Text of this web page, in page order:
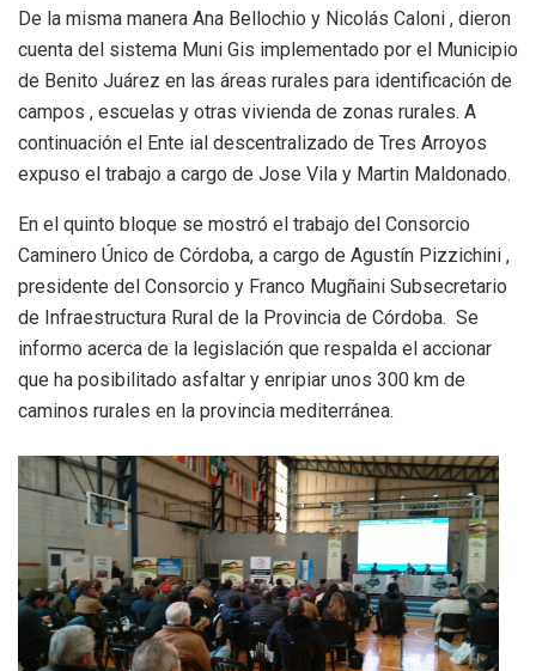
De la misma manera Ana Bellochio y Nicolás Caloni , dieron
cuenta del sistema Muni Gis implementado por el Municipio
de Benito Juárez en las áreas rurales para identificación de
campos , escuelas y otras vivienda de zonas rurales. A
continuación el Ente ial descentralizado de Tres Arroyos
expuso el trabajo a cargo de Jose Vila y Martin Maldonado.
En el quinto bloque se mostró el trabajo del Consorcio
Caminero Único de Córdoba, a cargo de Agustín Pizzichini ,
presidente del Consorcio y Franco Mugñaini Subsecretario
de Infraestructura Rural de la Provincia de Córdoba. Se
informo acerca de la legislación que respalda el accionar
que ha posibilitado asfaltar y enripiar unos 300 km de
caminos rurales en la provincia mediterránea.